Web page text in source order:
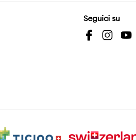
Seguici su